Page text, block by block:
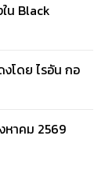
น Black
งโดย ไรอัน กอ
หาคม 2569